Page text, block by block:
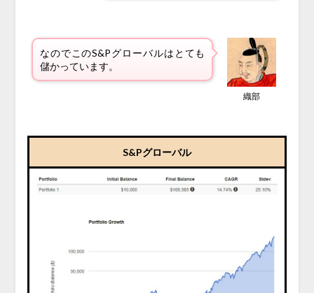
なのでこのS&Pグローバルはとても
儲かっています。
織部
S&Pグローバル